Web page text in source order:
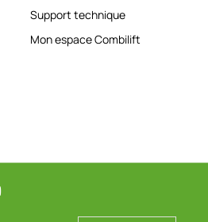
Support technique
Mon espace Combilift